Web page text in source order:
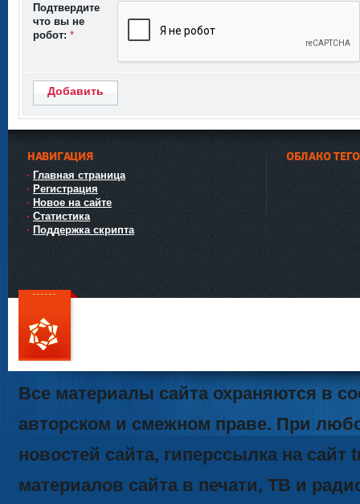
Подтвердите
что вы не
робот: *
Добавить
НАВИГАЦИЯ
Главная страница
Регистрация
Новое на сайте
Статистика
Поддержка скрипта
ОБЛАКО
111
Все материалы сайта охраняются в
авторском и смежном праве. При
новостей сайта, гиперссылка на
материалов сайта в печати, ТВ и